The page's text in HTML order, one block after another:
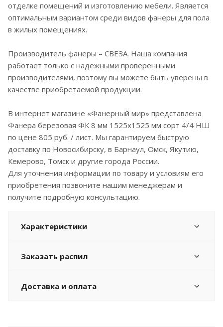
отделке помещений и изготовлению мебели. Является
оптимальным вариантом среди видов фанеры для пола
в жилых помещениях.
Производитель фанеры – СВЕЗА. Наша компания
работает только с надежными проверенными
производителями, поэтому вы можете быть уверены в
качестве приобретаемой продукции.
В интернет магазине «Фанерный мир» представлена
Фанера березовая ФК 8 мм 1525x1525 мм сорт 4/4 НШ
по цене 805 руб. / лист. Мы гарантируем быструю
доставку по Новосибирску, в Барнаул, Омск, Якутию,
Кемерово, Томск и другие города России.
Для уточнения информации по товару и условиям его
приобретения позвоните нашим менеджерам и
получите подробную консультацию.
Характеристики
Заказать распил
Доставка и оплата